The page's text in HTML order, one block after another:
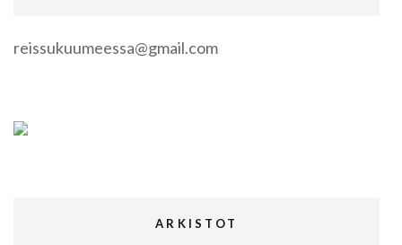
reissukuumeessa@gmail.com
ARKISTOT